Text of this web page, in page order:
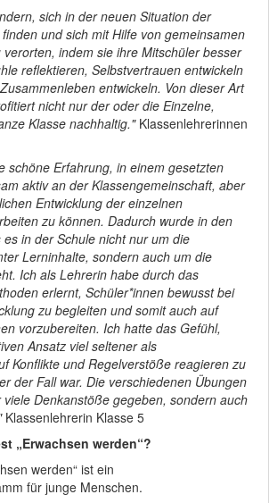
sich in der neuen Situation der
und sich mit Hilfe von gemeinsamen
indem sie ihre Mitschüler besser
reflektieren, Selbstvertrauen entwickeln
entwickeln. Von dieser Art
nicht nur der oder die Einzelne,
Klasse nachhaltig."Klassenlehrerinnen
schöne Erfahrung, in einem gesetzten
aktiv an der Klassengemeinschaft, aber
Entwicklung der einzelnen
zu können. Dadurch wurde in den
in der Schule nicht nur um die
Lerninhalte, sondern auch um die
Ich als Lehrerin habe durch das
erlernt, Schüler*innen bewusst bei
zu begleiten und somit auch auf
vorzubereiten. Ich hatte das Gefühl,
Ansatz viel seltener als
Konflikte und Regelverstöße reagieren zu
der Fall war. Die verschiedenen Übungen
Denkanstöße gegeben, sondern auch
Klassenlehrerin Klasse 5
„Erwachsen werden“?
werden“ ist ein
für junge Menschen.